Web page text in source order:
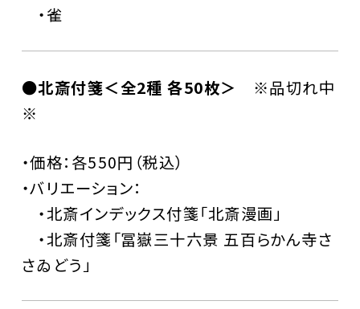
・雀
●北斎付箋＜全2種 各50枚＞
※品切れ中
※
・価格：各550円（税込）
・バリエーション：
・北斎インデックス付箋「北斎漫画」
・北斎付箋「冨嶽三十六景 五百らかん寺さ
さゐどう」